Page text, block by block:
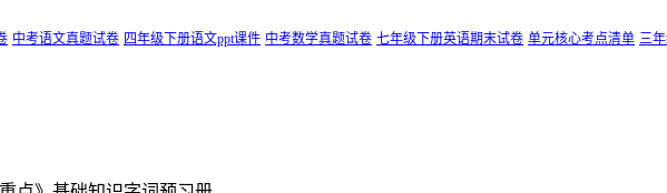
中考语文真题试卷 四年级下册语文ppt课件 中考数学真题试卷 七年级下册英语期末试卷 单元核心考点清单 三